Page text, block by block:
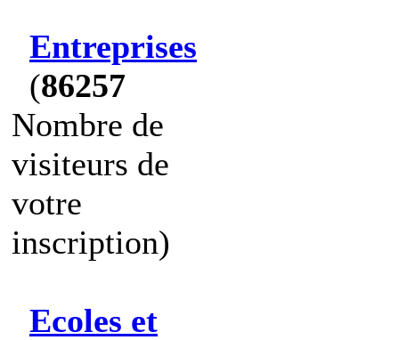
Entreprises
(86257
Nombre de
visiteurs de
votre
inscription)
Ecoles et